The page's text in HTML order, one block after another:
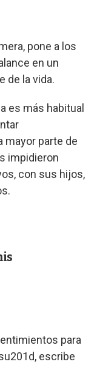
pone a los
en un
de la vida.
es más habitual
mayor parte de
impidieron
con sus hijos,
para
escribe